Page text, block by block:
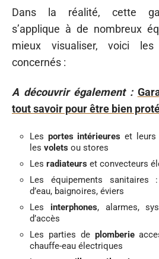
Dans la réalité, cette
s’applique à de nombreux
mieux visualiser, voici
concernés :
A découvrir également :
tout savoir pour être bien
Les portes intérieures et leurs
les volets ou stores
Les radiateurs et convecteurs
Les équipements sanitaires
d’eau, baignoires, éviers
Les interphones, alarmes,
d’accès
Les parties de plomberie
chauffe-eau électriques